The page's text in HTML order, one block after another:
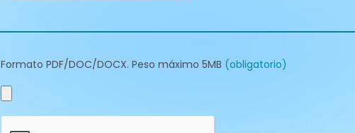
Formato PDF/DOC/DOCX. Peso máximo 5MB (obligatorio)